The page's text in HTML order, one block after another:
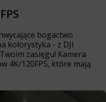
bogactwo
kolorystyka - z DJI
zasięgu! Kamera
4K/120FPS, które mają